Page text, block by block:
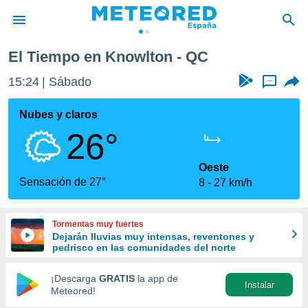
de
por
que se
calidad.
a este
las
y
forma
digital
basada
El Tiempo en Knowlton - QC
15:24 Sábado ...
Nubes y claros
26°
Sensación de 27°
Oeste
8
27 km/h
Tormentas muy fuertes
Dejarán lluvias muy intensas, reventones y
pedrisco en las comunidades del norte
¡Descarga GRATIS la app de
Meteored!
Instalar